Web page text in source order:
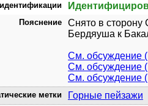
идентификации
Пояснение
Снято в сторону
Бердяуша к
См. обсуждение
См. обсуждение
См. обсуждение
метки Горные пейзажи